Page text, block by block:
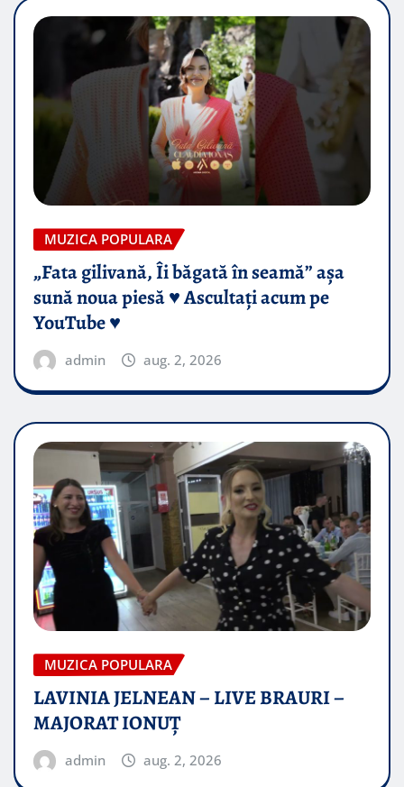
MUZICA POPULARA
„Fata gilivană, Îi băgată în seamă” așa
sună noua piesă ♥️ Ascultați acum pe
YouTube ♥️
admin aug. 2, 2026
MUZICA POPULARA
LAVINIA JELNEAN – LIVE BRAURI –
MAJORAT IONUŢ
admin aug. 2, 2026